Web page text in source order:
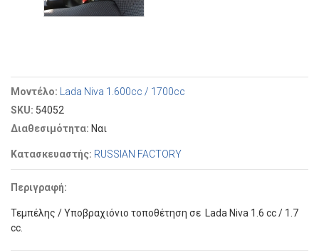
Μοντέλο:
Lada Niva 1.600cc / 1700cc
SKU: 54052
Διαθεσιμότητα: Ναι
Κατασκευαστής: RUSSIAN FACTORY
Περιγραφή:
Τεμπέλης / Υποβραχιόνιο τοποθέτηση σε Lada Niva 1.6 cc / 1.7
cc.